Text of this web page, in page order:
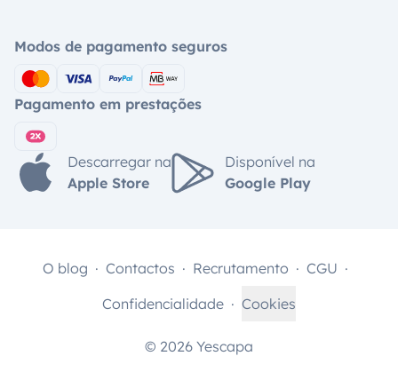
Modos de pagamento seguros
Pagamento em prestações
Descarregar na
Apple Store
Disponível na
Google Play
© 2026 Yescapa
O blog Contactos Recrutamento
CGU
Confidencialidade
Cookies